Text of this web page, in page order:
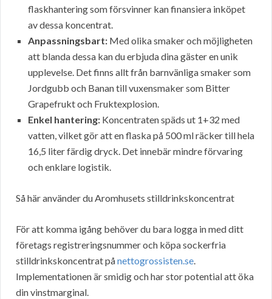
flaskhantering som försvinner kan finansiera inköpet
av dessa koncentrat.
Anpassningsbart: Med olika smaker och möjligheten
att blanda dessa kan du erbjuda dina gäster en unik
upplevelse. Det finns allt från barnvänliga smaker som
Jordgubb och Banan till vuxensmaker som Bitter
Grapefrukt och Fruktexplosion.
Enkel hantering: Koncentraten späds ut 1+32 med
vatten, vilket gör att en flaska på 500 ml räcker till hela
16,5 liter färdig dryck. Det innebär mindre förvaring
och enklare logistik.
Så här använder du Aromhusets stilldrinkskoncentrat
För att komma igång behöver du bara logga in med ditt
företags registreringsnummer och köpa sockerfria
stilldrinkskoncentrat pånettogrossisten.se.
Implementationen är smidig och har stor potential att öka
din vinstmarginal.